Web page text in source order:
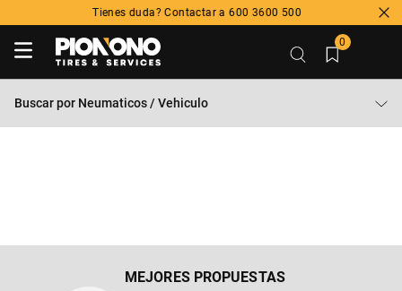
Tienes duda? Contactar a 600 3600 500
0
Buscar por Neumaticos / Vehiculo
MEJORES PROPUESTAS